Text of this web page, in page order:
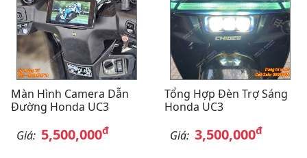
Màn Hình Camera Dẫn
Đường Honda UC3
Giá: 5,500,000đ
Tổng Hợp Đèn Trợ Sáng
Honda UC3
Giá: 3,500,000đ